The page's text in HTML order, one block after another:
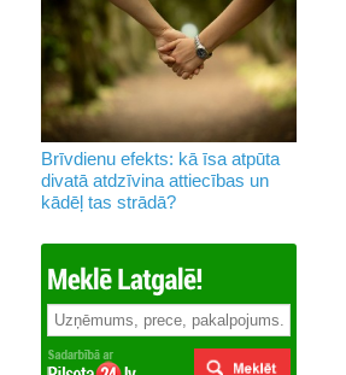
Brīvdienu efekts: kā īsa atpūta
divatā atdzīvina attiecības un
kādēļ tas strādā?